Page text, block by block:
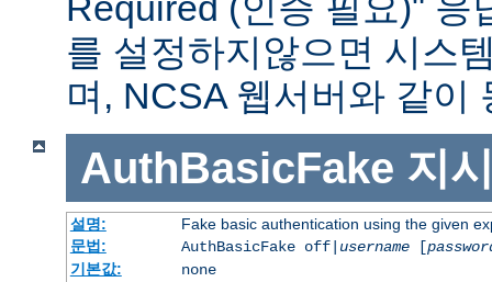
를 설정하지않으면 시스
며, NCSA 웹서버와 같이
AuthBasicFake 지
설명:
Fake basic authentication using the given
문법:
AuthBasicFake off| username[
기본값:
none